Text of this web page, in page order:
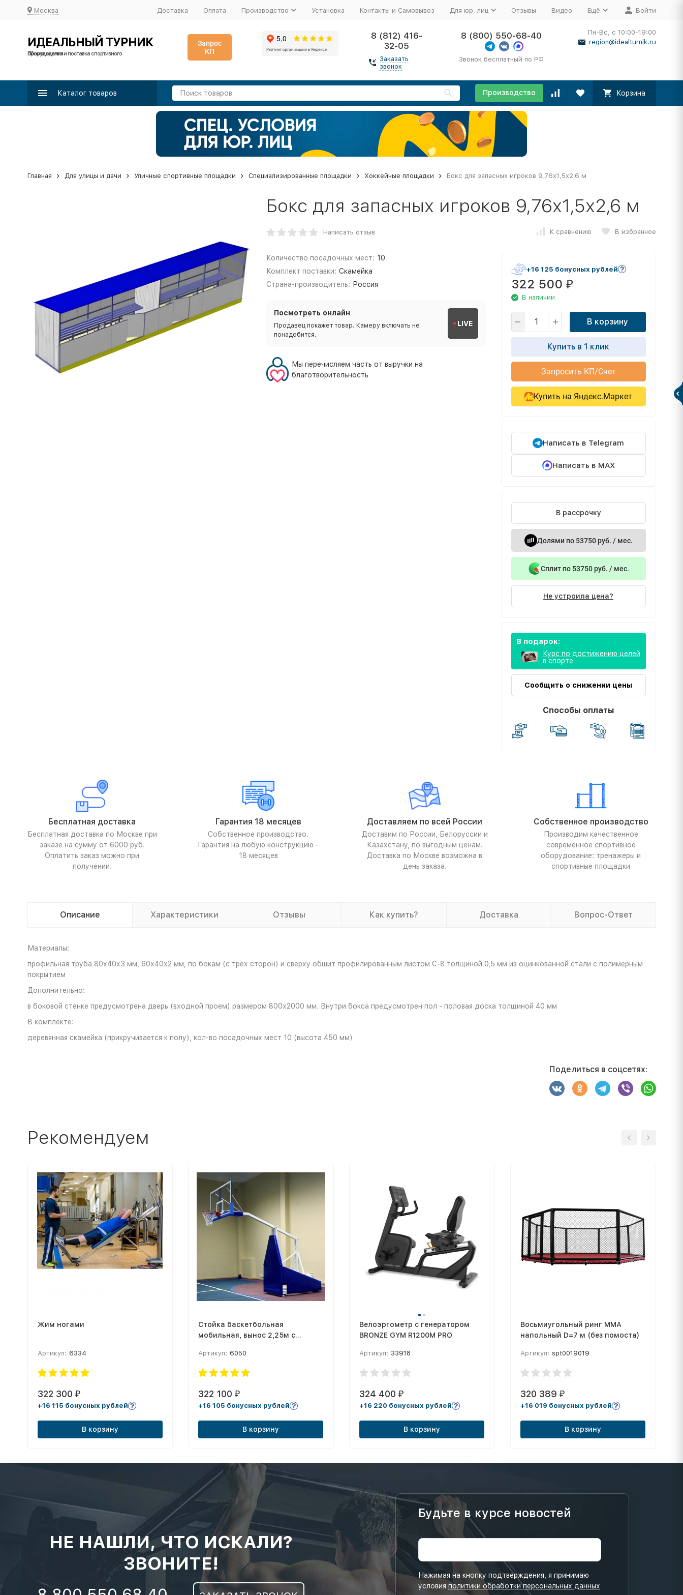
Москва Доставка Оплата Производство Установка Контакты и Самовывоз Для юр. лиц Отзывы Видео Ещё Войти
ИДЕАЛЬНЫЙ ТУРНИК
Производство и поставка спортивного оборудования
Запрос
КП
8 (812) 416-
32-05
Заказать
звонок
8 (800) 550-68-40
Звонок бесплатный по РФ
Пн-Вс, с 10:00-19:00
region@idealturnik.ru
Каталог товаров Производство Корзина
Главная Для улицы и дачи Уличные спортивные площадки Специализированные площадки Хоккейные площадки Бокс для запасных игроков 9,76х1,5х2,6 м
Бокс для запасных игроков 9,76х1,5х2,6 м
Написать отзыв К сравнению В избранное
Количество посадочных мест: 10
Комплект поставки: Скамейка
Страна-производитель: Россия
Посмотреть онлайн
Продавец покажет товар. Камеру включать не
понадобится.
LIVE
Мы перечисляем часть от выручки на
благотворительность
+16 125 бонусных рублей
322 500 ₽
В наличии
В корзину
Купить в 1 клик
Запросить КП/Счет
Купить на Яндекс.Маркет
Написать в Telegram
Написать в MAX
В рассрочку
Долями по 53750 руб. / мес.
Сплит по 53750 руб. / мес.
Не устроила цена?
В подарок:
Курс по достижению целей
в спорте
Сообщить о снижении цены
Способы оплаты
Бесплатная доставка
Бесплатная доставка по Москве при
заказе на сумму от 6000 руб.
Оплатить заказ можно при
получении.
Гарантия 18 месяцев
Собственное производство.
Гарантия на любую конструкцию -
18 месяцев
Доставляем по всей России
Доставим по России, Белоруссии и
Казахстану, по выгодным ценам.
Доставка по Москве возможна в
день заказа.
Собственное производство
Производим качественное
современное спортивное
оборудование: тренажеры и
спортивные площадки
Описание Характеристики Отзывы Как купить? Доставка Вопрос-Ответ
Материалы:
профильная труба 80х40х3 мм, 60х40х2 мм, по бокам (с трех сторон) и сверху обшит профилированным листом С-8 толщиной 0,5 мм из оцинкованной стали с полимерным
покрытием
Дополнительно:
в боковой стенке предусмотрена дверь (входной проем) размером 800х2000 мм. Внутри бокса предусмотрен пол - половая доска толщиной 40 мм
В комплекте:
деревянная скамейка (прикручивается к полу), кол-во посадочных мест 10 (высота 450 мм)
Поделиться в соцсетях:
Рекомендуем
Жим ногами
Артикул: 6334
322 300 ₽
+16 115 бонусных рублей
В корзину
Стойка баскетбольная
мобильная, вынос 2,25м с
Артикул: 6050
322 100₽
+16 105 бонусных рублей
В корзину
Велоэргометр с генератором
BRONZE GYM R1200M PRO
Артикул: 33918
324 400 ₽
+16 220 бонусных рублей
В корзину
Восьмиугольный ринг ММА
напольный D=7 м (без помоста)
Артикул: spt0019019
320 389 ₽
+16 019 бонусных рублей
В корзину
НЕ НАШЛИ, ЧТО ИСКАЛИ?
ЗВОНИТЕ!
Будьте в курсе новостей
Нажимая на кнопку подтверждения, я принимаю
условия политики обработки персональных данных